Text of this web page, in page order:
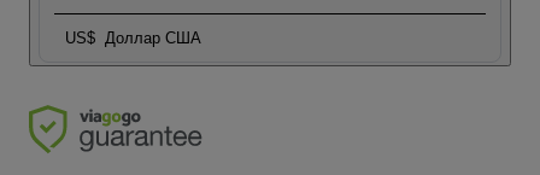
US$ Доллар США